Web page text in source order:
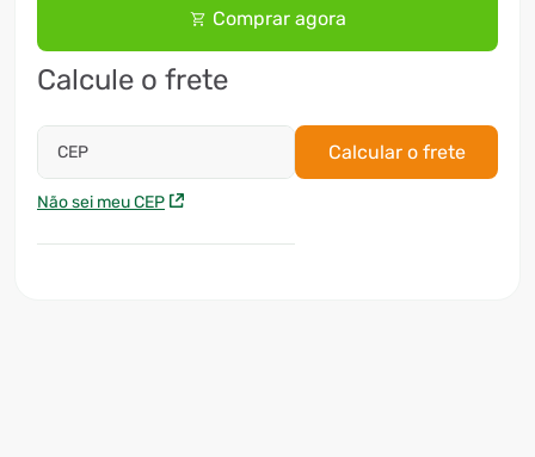
Comprar agora
Calcule o frete
CEP
Não sei meu CEP
Calcular o frete